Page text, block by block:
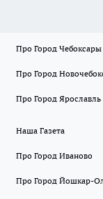
Про Город Чебоксары
Про Город
Про Город Ярославль
Наша Газета
Про Город Иваново
Про Город Йошкар-